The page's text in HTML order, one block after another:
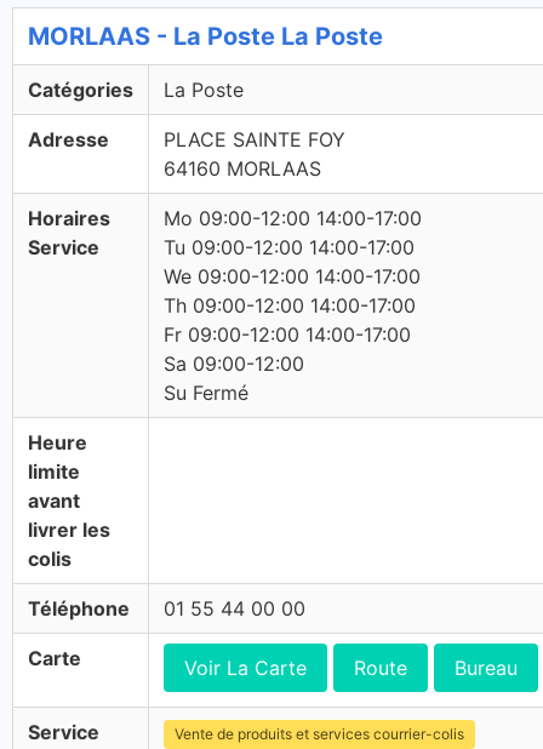
MORLAAS - La Poste La Poste
Catégories La Poste
Adresse
PLACE SAINTE FOY
64160 MORLAAS
Horaires
Service
Mo 09:00-12:00 14:00-17:00
Tu 09:00-12:00 14:00-17:00
We 09:00-12:00 14:00-17:00
Th 09:00-12:00 14:00-17:00
Fr 09:00-12:00 14:00-17:00
Sa 09:00-12:00
Su Fermé
Heure
limite
avant
livrer les
colis
Téléphone 01 55 44 00 00
Carte Voir La Carte Route Bureau
Service Vente de produits et services courrier-colis